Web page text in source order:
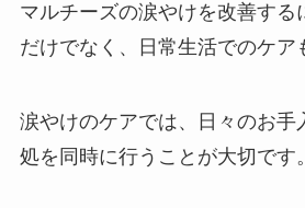
マルチーズの涙やけを改善する
だけでなく、日常生活でのケア
涙やけのケアでは、日々のお手
処を同時に行うことが大切です。